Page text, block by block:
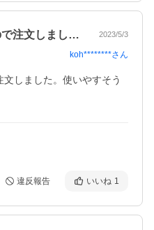
メダカさんが増えてきたので注文しました… 2023/5/3
koh********さん
しました。使いやすそう
違反報告 いいね 1